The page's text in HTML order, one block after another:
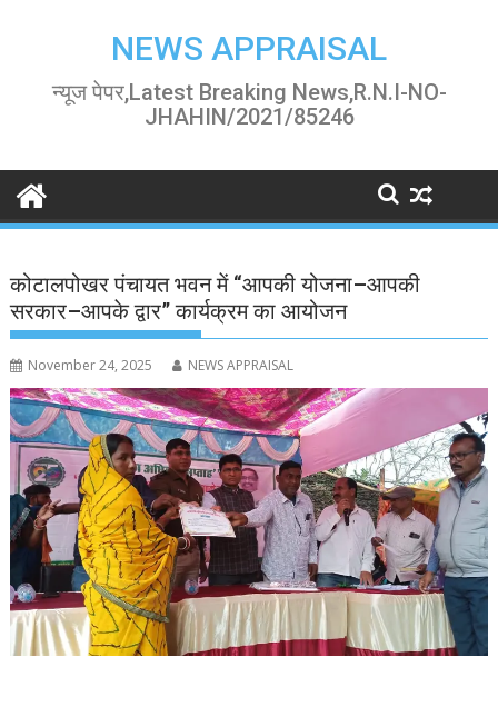
NEWS APPRAISAL
न्यूज पेपर,Latest Breaking News,R.N.I-NO-
JHAHIN/2021/85246
कोटालपोखर पंचायत भवन में “आपकी योजना–आपकी
सरकार–आपके द्वार” कार्यक्रम का आयोजन
November 24, 2025 NEWS APPRAISAL